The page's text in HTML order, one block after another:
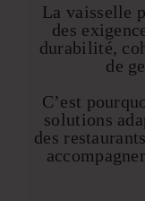
La vaisselle
des
durabilité,
de
C’est
solutions
des